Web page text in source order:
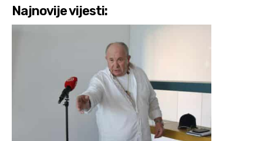
Najnovije vijesti: